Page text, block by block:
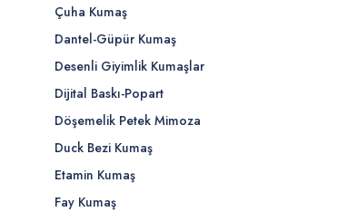
Çuha Kumaş
Dantel-Güpür Kumaş
Desenli Giyimlik Kumaşlar
Dijital Baskı-Popart
Döşemelik Petek Mimoza
Duck Bezi Kumaş
Etamin Kumaş
Fay Kumaş